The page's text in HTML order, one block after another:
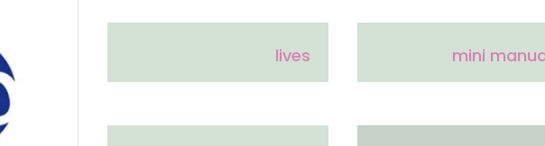
lives mini